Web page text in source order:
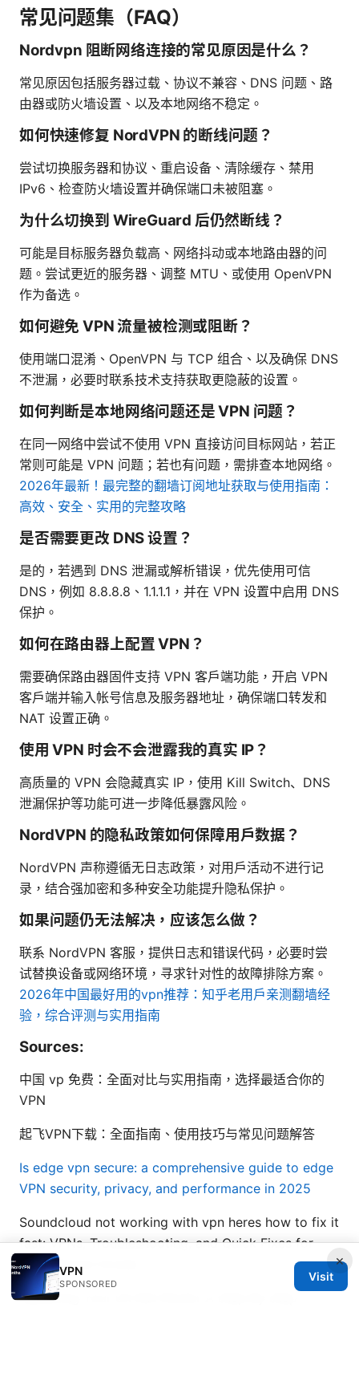
常见问题集（FAQ）
Nordvpn 阻断网络连接的常见原因是什么？
常见原因包括服务器过载、协议不兼容、DNS 问题、路
由器或防火墙设置、以及本地网络不稳定。
如何快速修复 NordVPN 的断线问题？
尝试切换服务器和协议、重启设备、清除缓存、禁用
IPv6、检查防火墙设置并确保端口未被阻塞。
为什么切换到 WireGuard 后仍然断线？
可能是目标服务器负载高、网络抖动或本地路由器的问
题。尝试更近的服务器、调整 MTU、或使用 OpenVPN
作为备选。
如何避免 VPN 流量被检测或阻断？
使用端口混淆、OpenVPN 与 TCP 组合、以及确保 DNS
不泄漏，必要时联系技术支持获取更隐蔽的设置。
如何判断是本地网络问题还是 VPN 问题？
在同一网络中尝试不使用 VPN 直接访问目标网站，若正
常则可能是 VPN 问题；若也有问题，需排查本地网络。
2026年最新！最完整的翻墙订阅地址获取与使用指南：
高效、安全、实用的完整攻略
是否需要更改 DNS 设置？
是的，若遇到 DNS 泄漏或解析错误，优先使用可信
DNS，例如 8.8.8.8、1.1.1.1，并在 VPN 设置中启用 DNS
保护。
如何在路由器上配置 VPN？
需要确保路由器固件支持 VPN 客户端功能，开启 VPN
客户端并输入帐号信息及服务器地址，确保端口转发和
NAT 设置正确。
使用 VPN 时会不会泄露我的真实 IP？
高质量的 VPN 会隐藏真实 IP，使用 Kill Switch、DNS
泄漏保护等功能可进一步降低暴露风险。
NordVPN 的隐私政策如何保障用户数据？
NordVPN 声称遵循无日志政策，对用户活动不进行记
录，结合强加密和多种安全功能提升隐私保护。
如果问题仍无法解决，应该怎么做？
联系 NordVPN 客服，提供日志和错误代码，必要时尝
试替换设备或网络环境，寻求针对性的故障排除方案。
2026年中国最好用的vpn推荐：知乎老用户亲测翻墙经
验，综合评测与实用指南
Sources:
中国 vp 免费：全面对比与实用指南，选择最适合你的
VPN
起飞VPN下载：全面指南、使用技巧与常见问题解答
Is edge vpn secure: a comprehensive guide to edge
VPN security, privacy, and performance in 2025
Soundcloud not working with vpn heres how to fix it
fast: VPNs, Troubleshooting, and Quick Fixes for
SoundCloud Access
Mastering Your Gli Net Router A Step By Step
×
VPN
SPONSORED
Visit